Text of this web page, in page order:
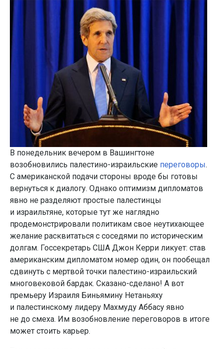
В понедельник вечером в Вашингтоне
возобновились палестино-израильские переговоры.
С американской подачи стороны вроде бы готовы
вернуться к диалогу. Однако оптимизм дипломатов
явно не разделяют простые палестинцы
и израильтяне, которые тут же наглядно
продемонстрировали политикам свое неутихающее
желание расквитаться с соседями по историческим
долгам. Госсекретарь США Джон Керри ликует: став
американским дипломатом номер один, он пообещал
сдвинуть с мертвой точки палестино-израильский
многовековой бардак. Сказано-сделано! А вот
премьеру Израиля Биньямину Нетаньяху
и палестинскому лидеру Махмуду Аббасу явно
не до смеха. Им возобновление переговоров в итоге
может стоить карьер.